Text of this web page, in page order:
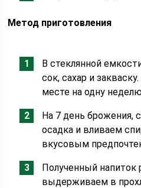
Метод приготовления
В стеклянной
сок, сахар и
месте на одну
На 7 день брожения,
осадка и вливаем
вкусовым
Полученный напиток
выдерживаем в